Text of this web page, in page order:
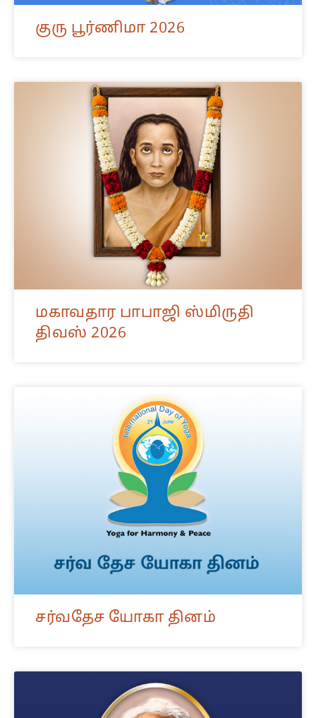
குரு பூர்ணிமா 2026
மகாவதார பாபாஜி ஸ்மிருதி
திவஸ் 2026
சர்வதேச யோகா தினம்